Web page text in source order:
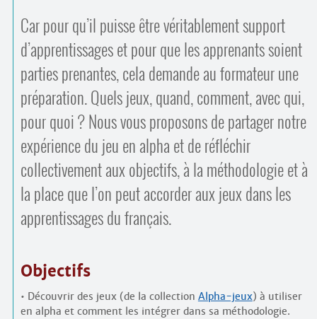
Car pour qu’il puisse être véritablement support
d’apprentissages et pour que les apprenants soient
parties prenantes, cela demande au formateur une
préparation. Quels jeux, quand, comment, avec qui,
pour quoi ? Nous vous proposons de partager notre
expérience du jeu en alpha et de réfléchir
collectivement aux objectifs, à la méthodologie et à
la place que l’on peut accorder aux jeux dans les
apprentissages du français.
Objectifs
• Découvrir des jeux (de la collection Alpha-jeux) à utiliser
en alpha et comment les intégrer dans sa méthodologie.